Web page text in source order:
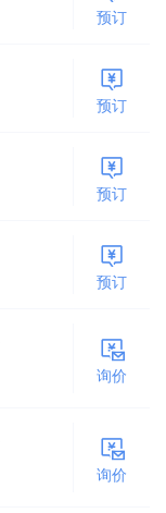
预订
预订
预订
预订
询价
询价